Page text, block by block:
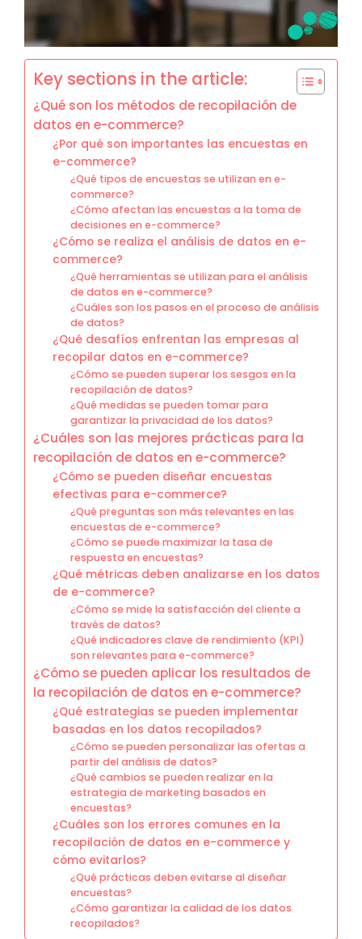
Key sections in the article:
¿Qué son los métodos de recopilación de
datos en e-commerce?
¿Por qué son importantes las encuestas en
e-commerce?
¿Qué tipos de encuestas se utilizan en e-
commerce?
¿Cómo afectan las encuestas a la toma de
decisiones en e-commerce?
¿Cómo se realiza el análisis de datos en e-
commerce?
¿Qué herramientas se utilizan para el análisis
de datos en e-commerce?
¿Cuáles son los pasos en el proceso de análisis
de datos?
¿Qué desafíos enfrentan las empresas al
recopilar datos en e-commerce?
¿Cómo se pueden superar los sesgos en la
recopilación de datos?
¿Qué medidas se pueden tomar para
garantizar la privacidad de los datos?
¿Cuáles son las mejores prácticas para la
recopilación de datos en e-commerce?
¿Cómo se pueden diseñar encuestas
efectivas para e-commerce?
¿Qué preguntas son más relevantes en las
encuestas de e-commerce?
¿Cómo se puede maximizar la tasa de
respuesta en encuestas?
¿Qué métricas deben analizarse en los datos
de e-commerce?
¿Cómo se mide la satisfacción del cliente a
través de datos?
¿Qué indicadores clave de rendimiento (KPI)
son relevantes para e-commerce?
¿Cómo se pueden aplicar los resultados de
la recopilación de datos en e-commerce?
¿Qué estrategias se pueden implementar
basadas en los datos recopilados?
¿Cómo se pueden personalizar las ofertas a
partir del análisis de datos?
¿Qué cambios se pueden realizar en la
estrategia de marketing basados en
encuestas?
¿Cuáles son los errores comunes en la
recopilación de datos en e-commerce y
cómo evitarlos?
¿Qué prácticas deben evitarse al diseñar
encuestas?
¿Cómo garantizar la calidad de los datos
recopilados?